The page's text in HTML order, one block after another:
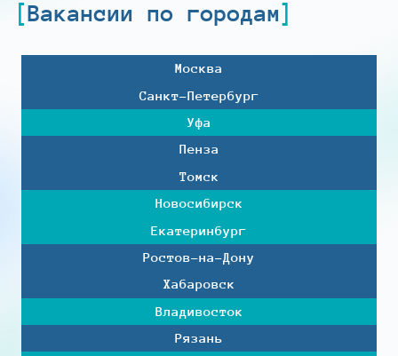
Вакансии по городам
Москва
Санкт-Петербург
Уфа
Пенза
Томск
Новосибирск
Екатеринбург
Ростов-на-Дону
Хабаровск
Владивосток
Рязань